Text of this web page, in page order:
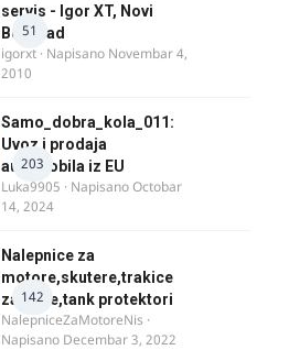
51
servis - Igor XT, Novi
Beograd
igorxt · Napisano Novembar 4,
2010
203
Samo_dobra_kola_011:
Uvoz i prodaja
automobila iz EU
Luka9905 · NapisanoOctobar
14, 2024
142
Nalepnice za
motore,skutere,trakice
za felne,tank protektori
NalepniceZaMotoreNis ·
Napisano Decembar 3, 2022